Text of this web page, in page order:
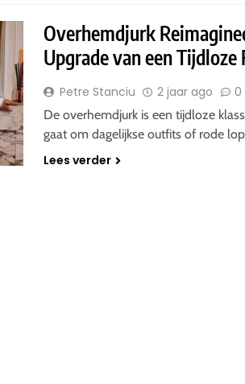
Overhemdjurk
Upgrade van een Tijdloze
Petre Stanciu 2 jaar ago 0
De overhemdjurk is een tijdloze
gaat om dagelijkse outfits of rode
Lees verder